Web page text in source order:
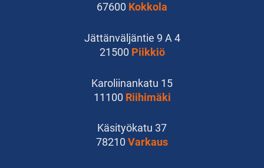
67600 Kokkola
Jättänväljäntie 9 A 4
21500 Piikkiö
Karoliinankatu 15
11100 Riihimäki
Käsityökatu 37
78210 Varkaus